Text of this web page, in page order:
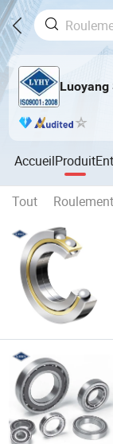
Luoyang
AccueilProduit
Tout